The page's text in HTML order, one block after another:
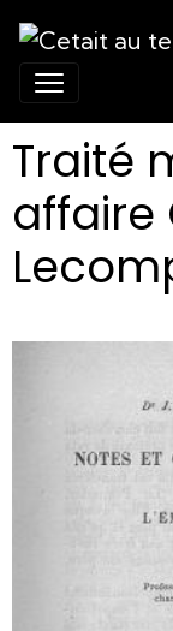
Traité
affaire